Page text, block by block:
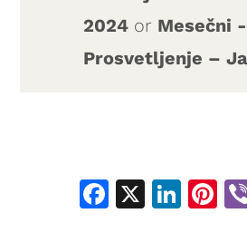
2024 or Mesečni -
Prosvetljenje –
Facebook
X